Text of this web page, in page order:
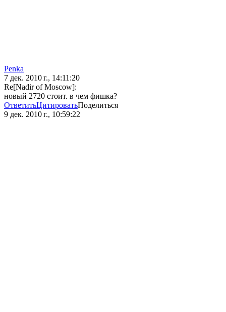
Penka
7 дек. 2010 г., 14:11:20
Re[Nadir of Moscow]:
новый 2720 стоит. в чем фишка?
ОтветитьЦитироватьПоделиться
9 дек. 2010 г., 10:59:22